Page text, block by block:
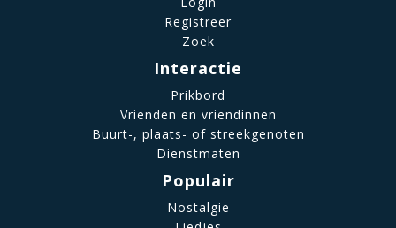
Registreer
Zoek
Interactie
Prikbord
Vrienden en vriendinnen
Buurt-, plaats- of streekgenoten
Dienstmaten
Populair
Nostalgie